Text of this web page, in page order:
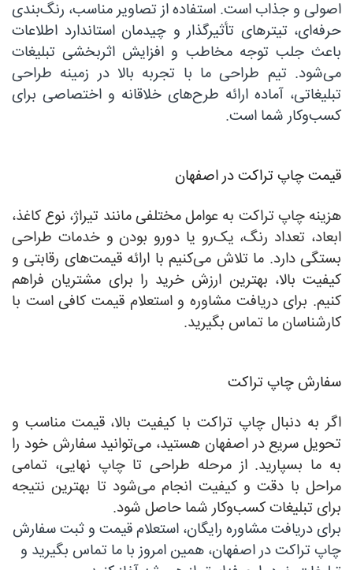
اصولی و جذاب است. استفاده از تصاویر مناسب، رنگ‌بندی
حرفه‌ای، تیترهای تأثیرگذار و چیدمان استاندارد اطلاعات
باعث جلب توجه مخاطب و افزایش اثربخشی تبلیغات
می‌شود. تیم طراحی ما با تجربه بالا در زمینه طراحی
تبلیغاتی، آماده ارائه طرح‌های خلاقانه و اختصاصی برای
کسب‌وکار شما است.
قیمت چاپ تراکت در اصفهان
هزینه چاپ تراکت به عوامل مختلفی مانند تیراژ، نوع کاغذ،
ابعاد، تعداد رنگ، یک‌رو یا دورو بودن و خدمات طراحی
بستگی دارد. ما تلاش می‌کنیم با ارائه قیمت‌های رقابتی و
کیفیت بالا، بهترین ارزش خرید را برای مشتریان فراهم
کنیم. برای دریافت مشاوره و استعلام قیمت کافی است با
کارشناسان ما تماس بگیرید.
سفارش چاپ تراکت
اگر به دنبال چاپ تراکت با کیفیت بالا، قیمت مناسب و
تحویل سریع در اصفهان هستید، می‌توانید سفارش خود را
به ما بسپارید. از مرحله طراحی تا چاپ نهایی، تمامی
مراحل با دقت و کیفیت انجام می‌شود تا بهترین نتیجه
برای تبلیغات کسب‌وکار شما حاصل شود.
برای دریافت مشاوره رایگان، استعلام قیمت و ثبت سفارش
چاپ تراکت در اصفهان، همین امروز با ما تماس بگیرید و